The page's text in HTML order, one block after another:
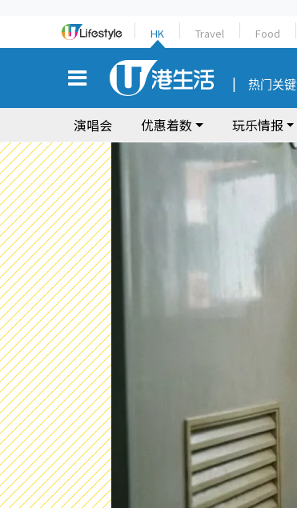
HK Travel Food
热门关键
演唱会 优惠着数 玩乐情报